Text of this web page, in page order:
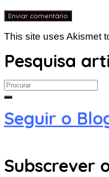
This site uses Akismet
Pesquisa
Search
for:
Seguir o
Subscrever